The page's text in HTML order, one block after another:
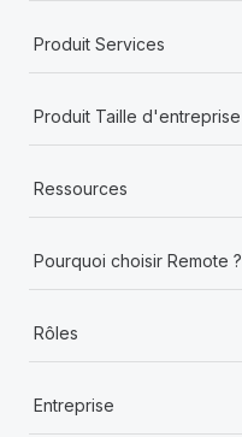
Produit Services
Produit Taille d'entreprise
Ressources
Pourquoi choisir Remote ?
Rôles
Entreprise